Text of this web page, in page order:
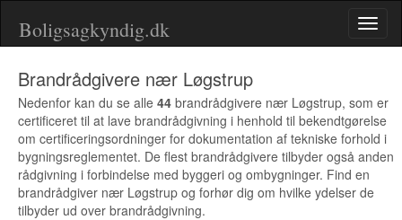
Boligsagkyndig.dk
Brandrådgivere nær Løgstrup
Nedenfor kan du se alle 44 brandrådgivere nær Løgstrup, som er
certificeret til at lave brandrådgivning i henhold til bekendtgørelse
om certificeringsordninger for dokumentation af tekniske forhold i
bygningsreglementet. De flest brandrådgivere tilbyder også anden
rådgivning i forbindelse med byggeri og ombygninger. Find en
brandrådgiver nær Løgstrup og forhør dig om hvilke ydelser de
tilbyder ud over brandrådgivning.